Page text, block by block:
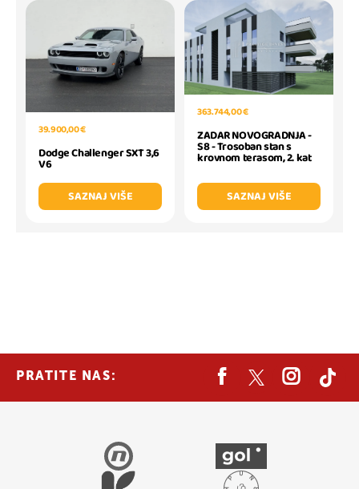
39.900,00 €
Dodge Challenger SXT 3,6
V6
SAZNAJ VIŠE
363.744,00 €
ZADAR NOVOGRADNJA -
S8 - Trosoban stan s
krovnom terasom, 2. kat
SAZNAJ VIŠE
PRATITE NAS: